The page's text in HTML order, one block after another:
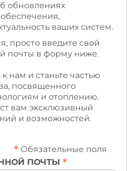
обновлениях
ваших систем.
просто введите свой
почты в форму ниже.
нам и станьте частью
посвященного
и отоплению.
вам эксклюзивный
и возможностей.
*Обязательные поля
ПОЧТЫ *